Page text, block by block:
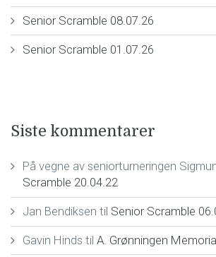
Senior Scramble 08.07.26
Senior Scramble 01.07.26
Siste kommentarer
På vegne av seniorturneringen
Scramble 20.04.22
Jan Bendiksen til Senior Scramble
Gavin Hinds til A. Grønningen